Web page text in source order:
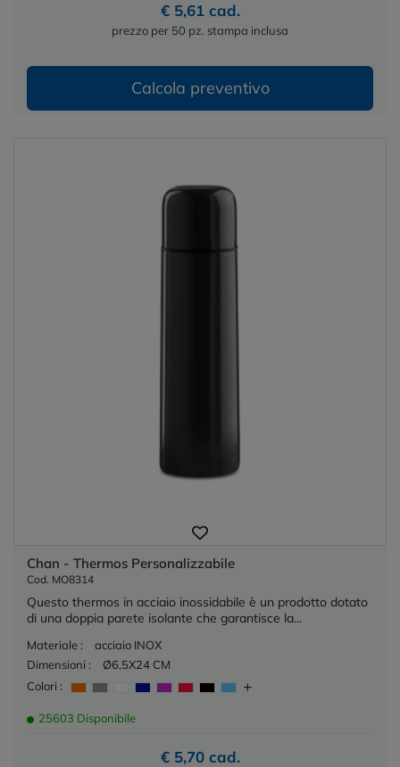
€ 5,61 cad.
prezzo per 50 pz. stampa inclusa
Calcola preventivo
Chan - Thermos Personalizzabile
Cod. MO8314
Questo thermos in acciaio inossidabile è un prodotto dotato
di una doppia parete isolante che garantisce la...
Materiale :
acciaio INOX
Dimensioni :
Ø6,5X24 CM
Colori :
25603 Disponibile
€ 5,70 cad.